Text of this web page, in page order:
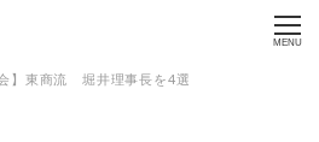
MENU
会】東商流 堀井理事長を4選